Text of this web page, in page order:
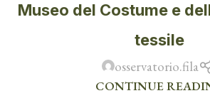
Museo del Costume e
tessile
osservatorio.fila
CONTINUE